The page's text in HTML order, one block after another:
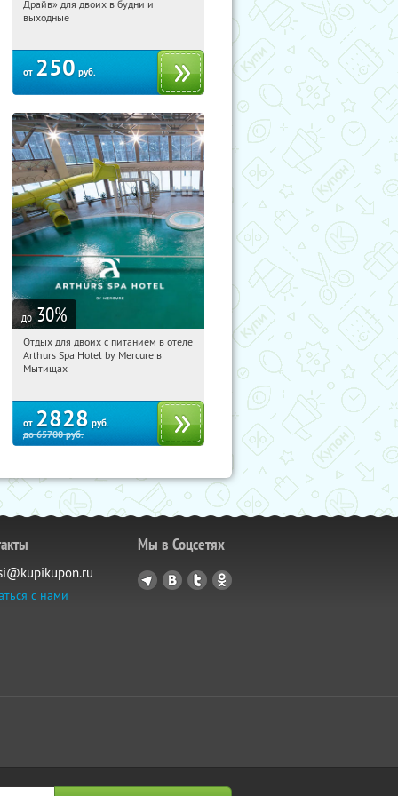
Озерки
Драйв» для двоих в будни и
выходные
от 250 руб.
до 30%
18:35:18
Купи первым!
Московская обл., г. Мытищи, д.
Отдых для двоих с питанием в отеле
Arthurs Spa Hotel by Mercure в
Мытищах
от 2828 руб.
до65700руб.
с нами
Мы в Соцсетях